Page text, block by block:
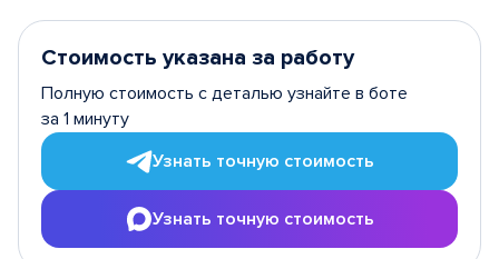
Стоимость указана за работу
Полную стоимость с деталью узнайте в боте
за 1 минуту
Узнать точную стоимость
Узнать точную стоимость